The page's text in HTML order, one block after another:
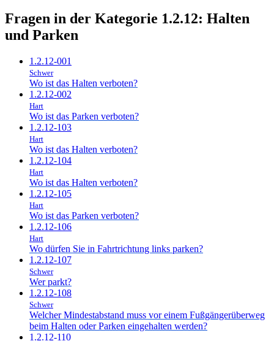
Fragen in der Kategorie 1.2.12: Halten
und Parken
1.2.12-001
Schwer
Wo ist das Halten verboten?
1.2.12-002
Hart
Wo ist das Parken verboten?
1.2.12-103
Hart
Wo ist das Halten verboten?
1.2.12-104
Hart
Wo ist das Halten verboten?
1.2.12-105
Hart
Wo ist das Parken verboten?
1.2.12-106
Hart
Wo dürfen Sie in Fahrtrichtung links parken?
1.2.12-107
Schwer
Wer parkt?
1.2.12-108
Schwer
Welcher Mindestabstand muss vor einem Fußgängerüberweg
beim Halten oder Parken eingehalten werden?
1.2.12-110